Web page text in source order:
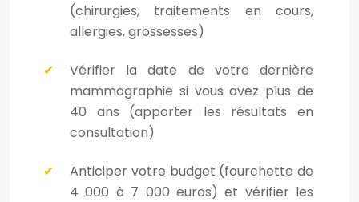
(chirurgies, traitements en cours,
allergies, grossesses)
Vérifier la date de votre dernière
mammographie si vous avez plus de
40 ans (apporter les résultats en
consultation)
Anticiper votre budget (fourchette de
4 000 à 7 000 euros) et vérifier les